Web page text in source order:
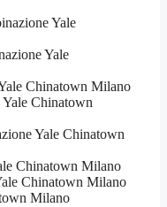
Yale
Yale
Chinatown Milano
Yale Chinatown
Yale Chinatown
Chinatown Milano
Chinatown Milano
Milano